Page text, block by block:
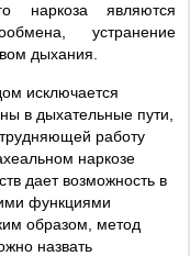
наркоза являются
устранение
дыхания.
исключается
в дыхательные пути,
работу
наркозе
дает возможность в
функциями
образом, метод
назвать